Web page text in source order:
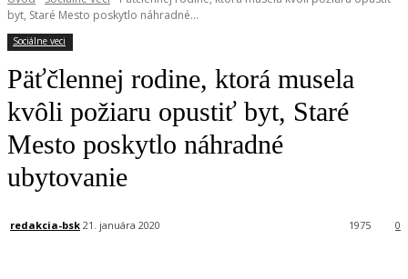
byt, Staré Mesto poskytlo náhradné...
Sociálne veci
Päťčlennej rodine, ktorá musela
kvôli požiaru opustiť byt, Staré
Mesto poskytlo náhradné
ubytovanie
redakcia-bsk 21. januára 2020 0
1975